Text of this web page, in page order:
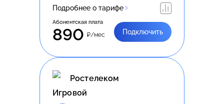
Подробнее о тарифе
Абонентская плата
890 ₽/мес Подключить
Ростелеком
Игровой